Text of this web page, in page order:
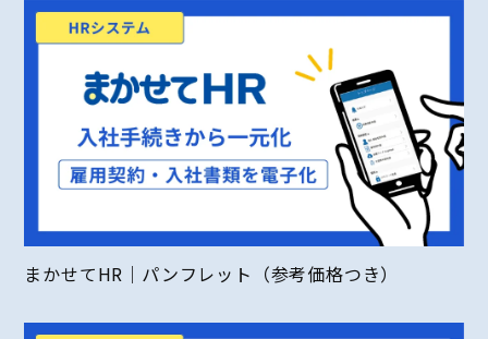
まかせてHR｜パンフレット（参考価格つき）